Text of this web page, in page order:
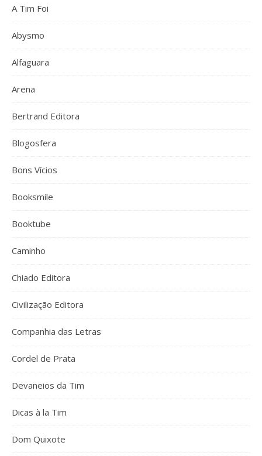
A Tim Foi
Abysmo
Alfaguara
Arena
Bertrand Editora
Blogosfera
Bons Vícios
Booksmile
Booktube
Caminho
Chiado Editora
Civilização Editora
Companhia das Letras
Cordel de Prata
Devaneios da Tim
Dicas à la Tim
Dom Quixote